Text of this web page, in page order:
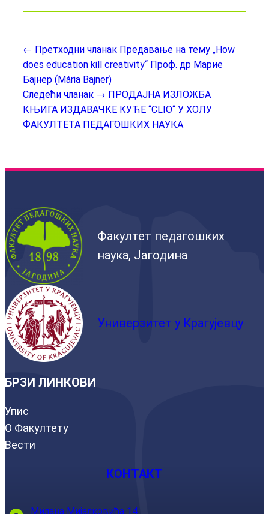
← Претходни чланак Предавање на тему „How
does education kill creativity“ Проф. др Марие
Бајнер (Mária Baјner)
Следећи чланак → ПРОДАЈНА ИЗЛОЖБА
КЊИГА ИЗДАВАЧКЕ КУЋЕ “CLIO“ У ХОЛУ
ФАКУЛТЕТА ПЕДАГОШКИХ НАУКА
Факултет педагошких
наука, Јагодина
Универзитет у Крагујевцу
БРЗИ ЛИНКОВИ
Упис
О Факултету
Вести
КОНТАКТ
Милана Мијалковића 14